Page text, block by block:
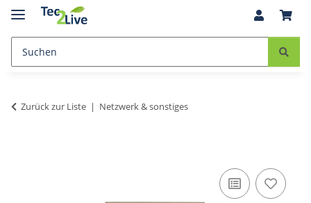
Zurück zur Liste Netzwerk & sonstiges